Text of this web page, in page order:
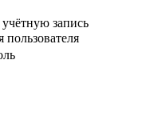
запись